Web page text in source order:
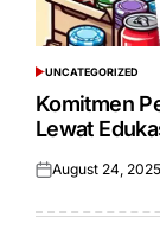
POSTED
IN
UNCATEGORIZED
Komitmen
Lewat
Posted
August 24, 2025